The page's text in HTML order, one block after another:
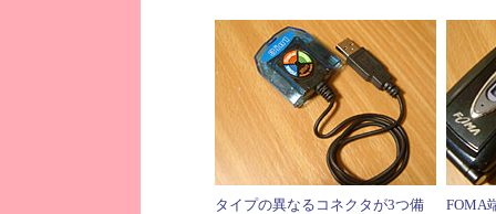
タイプの異なるコネクタが3つ備
FOMA